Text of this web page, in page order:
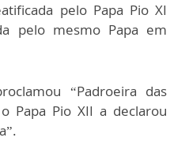
pelo Papa Pio XI
pelo mesmo Papa em
“Padroeira das
Papa Pio XII a declarou